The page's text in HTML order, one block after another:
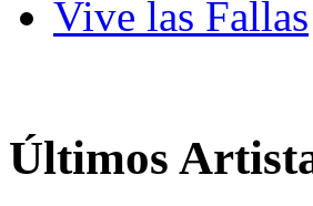
Vive las Fallas
Últimos